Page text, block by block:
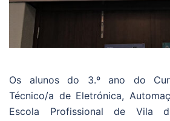
Os alunos do 3.º ano do
Técnico/a de Eletrónica,
Escola Profissional de Vila